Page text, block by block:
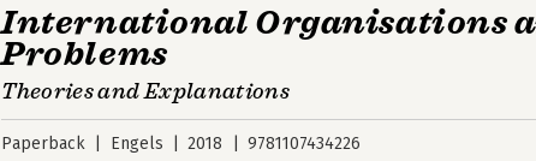
International Organisations
Problems
Theories and Explanations
Paperback Engels 2018 9781107434226